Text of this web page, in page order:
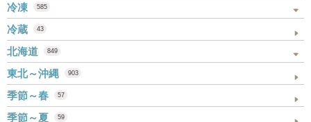
冷凍 585
冷蔵 43
北海道 849
東北～沖縄 903
季節～春 57
季節～夏 59